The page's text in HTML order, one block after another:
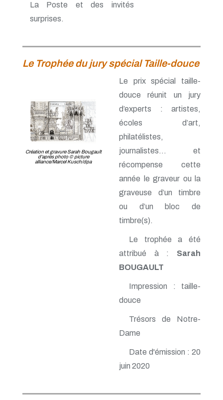
La Poste et des invités
surprises.
Le Trophée du jury spécial Taille-douce
Création et gravure Sarah Bougault
d'après photo © picture
alliance/Marcel Kusch/dpa
Le prix spécial taille-
douce réunit un jury
d’experts : artistes,
écoles d’art,
philatélistes,
journalistes… et
récompense cette
année le graveur ou la
graveuse d’un timbre
ou d’un bloc de
timbre(s).
Le trophée a été
attribué à : Sarah
BOUGAULT
Impression : taille-
douce
Trésors de Notre-
Dame
Date d'émission : 20
juin 2020